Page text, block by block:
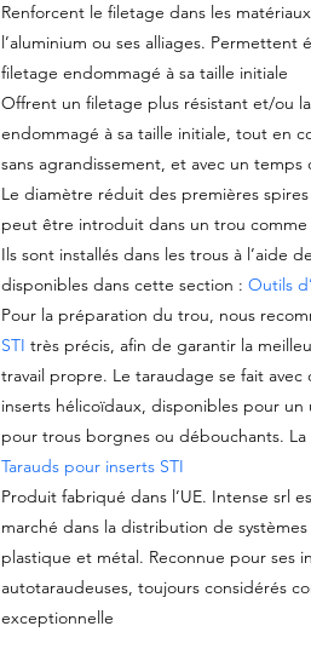
Renforcent le filetage dans les
l’aluminium ou ses alliages.
filetage endommagé à sa taille initiale
Offrent un filetage plus résistant et/ou
endommagé à sa taille initiale, tout en
sans agrandissement, et avec un
Le diamètre réduit des premières
peut être introduit dans un trou comme
Ils sont installés dans les trous à l’aide
disponibles dans cette section : Outils
Pour la préparation du trou, nous
STI très précis, afin de garantir la
travail propre. Le taraudage se fait
inserts hélicoïdaux, disponibles pour un
pour trous borgnes ou débouchants.
Tarauds pour inserts STI
Produit fabriqué dans l’UE. Intense srl
marché dans la distribution de
plastique et métal. Reconnue pour ses
autotaraudeuses, toujours considérés
exceptionnelle